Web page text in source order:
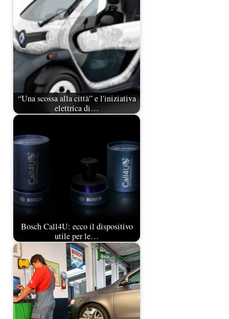
“Una scossa alla città” e l'iniziativa
elettrica di…
Bosch Call4U: ecco il dispositivo
utile per le…